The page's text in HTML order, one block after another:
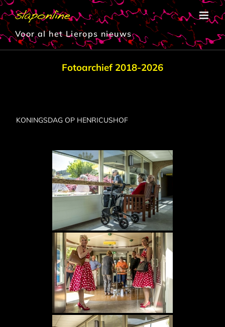
Ga
naar
inhoud
Voor al het Lierops nieuws
Fotoarchief 2018-2026
KONINGSDAG OP HENRICUSHOF